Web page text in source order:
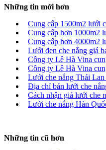
Những tin mới hơn
Cung cấp 1500m2 lưới
Cung cấp hơn 1000m2
Cung cấp hơn 4000m2
Lưới đen che nắng giá
Công ty Lê Hà Vina
Công ty Lê Hà Vina
Lưới che nắng Thái Lan
Địa chỉ bán lưới che
Cách nhận giá lưới che
Lưới che nắng Hàn
Những tin cũ hơn